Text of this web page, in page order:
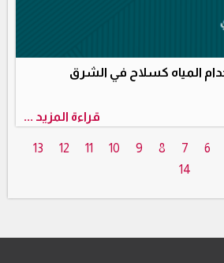
المياه كسلاح في الشرق
قراءة المزيد ...
6
7
8
9
10
11
12
13
14